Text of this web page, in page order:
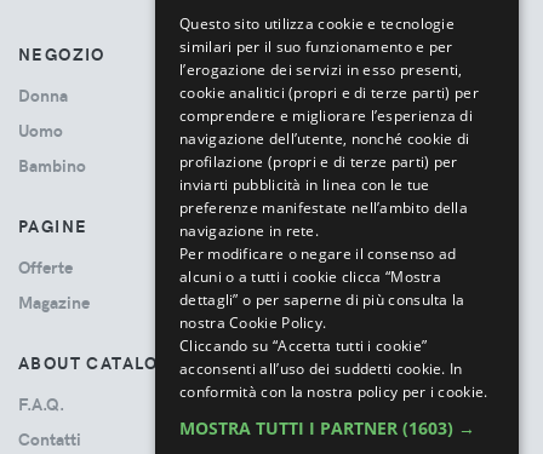
NEGOZIO
Donna
Uomo
Bambino
PAGINE
Offerte
Magazine
ABOUT CATALOVE
F.A.Q.
Contatti
Questo sito utilizza cookie e tecnologie
similari per il suo funzionamento e per
l’erogazione dei servizi in esso presenti,
cookie analitici (propri e di terze parti) per
comprendere e migliorare l’esperienza di
navigazione dell’utente, nonché cookie di
profilazione (propri e di terze parti) per
inviarti pubblicità in linea con le tue
preferenze manifestate nell’ambito della
navigazione in rete.
Per modificare o negare il consenso ad
alcuni o a tutti i cookie clicca “Mostra
dettagli” o per saperne di più consulta la
nostra Cookie Policy.
Cliccando su “Accetta tutti i cookie”
acconsenti all’uso dei suddetti cookie. In
conformità con la nostra policy per i cookie.
MOSTRA TUTTI I PARTNER (1603) →